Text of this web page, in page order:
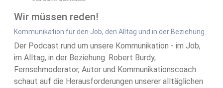
Wir müssen reden!
Kommunikation für den Job, den Alltag und in der Beziehung
Der Podcast rund um unsere Kommunikation - im Job,
im Alltag, in der Beziehung. Robert Burdy,
Fernsehmoderator, Autor und Kommunikationscoach
schaut auf die Herausforderungen unserer alltäglichen